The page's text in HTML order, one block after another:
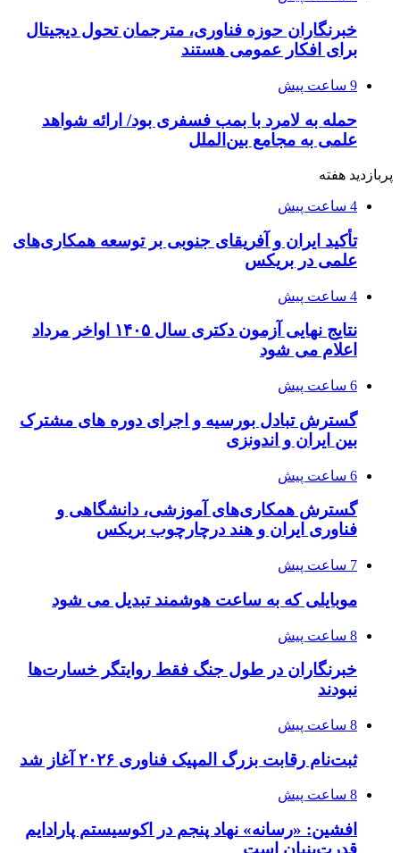
خبرنگاران حوزه فناوری، مترجمان تحول دیجیتال
برای افکار عمومی هستند
9 ساعت پیش
حمله به لامرد با بمب فسفری بود/ ارائه شواهد
علمی به مجامع بین‌الملل
پربازدید هفته
4 ساعت پیش
تأکید ایران و آفریقای جنوبی بر توسعه همکاری‌های
علمی در بریکس
4 ساعت پیش
نتایج نهایی آزمون دکتری سال ۱۴۰۵ اواخر مرداد
اعلام می شود
6 ساعت پیش
گسترش تبادل بورسیه و اجرای دوره های مشترک
بین ایران و اندونزی
6 ساعت پیش
گسترش همکاری‌های آموزشی، دانشگاهی و
فناوری ایران و هند درچارچوب بریکس
7 ساعت پیش
موبایلی که به ساعت هوشمند تبدیل می شود
8 ساعت پیش
خبرنگاران در طول جنگ فقط روایتگر خسارت‌ها
نبودند
8 ساعت پیش
ثبت‌نام رقابت بزرگ المپیک فناوری ۲۰۲۶ آغاز شد
8 ساعت پیش
افشین: «رسانه» نهاد پنجم در اکوسیستم پارادایم
قدرت‌بنیان است